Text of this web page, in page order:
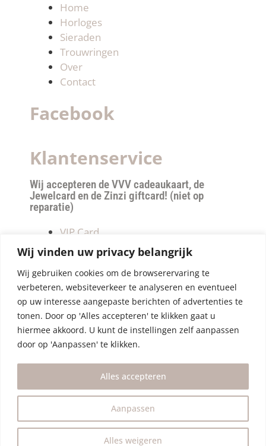
Wij vinden uw privacy belangrijk
Wij gebruiken cookies om de browserervaring te
verbeteren, websiteverkeer te analyseren en eventueel
op uw interesse aangepaste berichten of advertenties te
tonen. Door op 'Alles accepteren' te klikken gaat u
hiermee akkoord. U kunt de instellingen zelf aanpassen
door op 'Aanpassen' te klikken.
Aanpassen
Alles weigeren
Alles accepteren
Home
Horloges
Sieraden
Trouwringen
Over
Contact
Facebook
Klantenservice
Wij accepteren de VVV cadeaukaart, de
Jewelcard en de Zinzi giftcard! (niet op
reparatie)
VIP Card
Retourneren
Betalen & verzendkosten
Privacy Policy
Algemene Voorwaarden